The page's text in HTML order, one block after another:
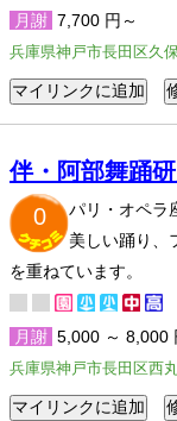
月謝 7,700 円～
兵庫県神戸市長田区久
伴・阿部舞踊
0
パリ・オペラ
美しい踊り、
を重ねています。
月謝 5,000 ～ 8,000
兵庫県神戸市長田区西